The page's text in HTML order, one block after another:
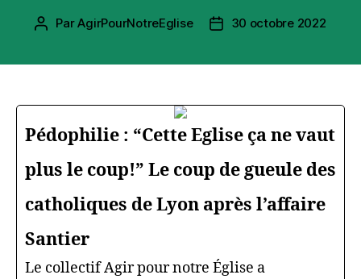
Auteur
ParAgirPourNotreEglise
Date30 octobre 2022
Pédophilie : “Cette Eglise ça ne vaut
plus le coup!” Le coup de gueule des
catholiques de Lyon après l’affaire
Santier
Le collectif Agir pour notre Église a